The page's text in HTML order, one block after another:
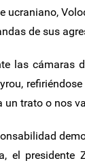
ucraniano,
de sus
las cámaras
un trato o nos
el presidente